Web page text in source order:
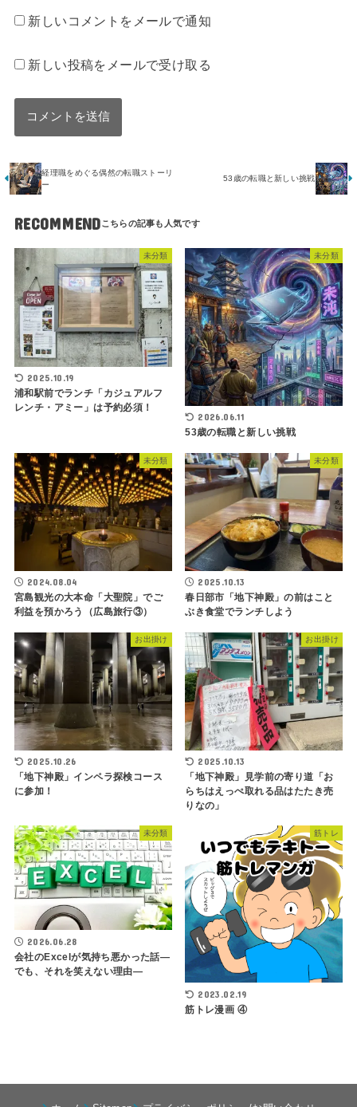
新しいコメントをメールで通知
新しい投稿をメールで受け取る
経理職をめぐる偶然の転職ストーリ
ー
53歳の転職と新しい挑戦
RECOMMEND
未分類
2025.10.19
浦和駅前でランチ「カジュアルフ
レンチ・アミー」は予約必須！
未分類
2026.06.11
53歳の転職と新しい挑戦
未分類
2024.08.04
宮島観光の大本命「大聖院」でご
利益を預かろう（広島旅行③）
未分類
2025.10.13
春日部市「地下神殿」の前はこと
ぶき食堂でランチしよう
お出掛け
2025.10.26
「地下神殿」インペラ探検コース
に参加！
お出掛け
2025.10.13
「地下神殿」見学前の寄り道「お
らちはえっぺ取れる品はたたき売
りなの」
未分類
2026.06.28
会社のExcelが気持ち悪かった話—
でも、それを笑えない理由—
筋トレ
2023.02.19
筋トレ漫画 ④